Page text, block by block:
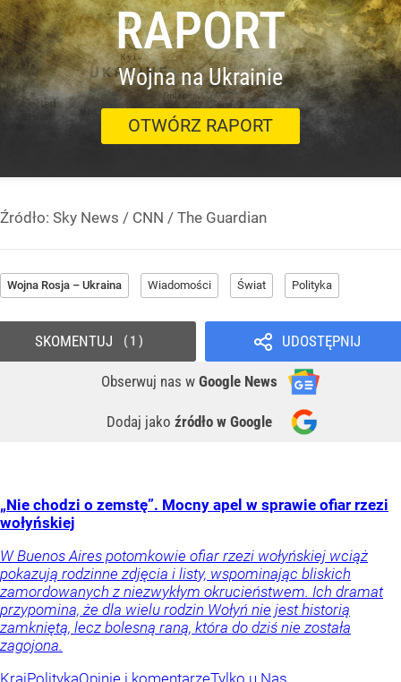
RAPORT
Wojna na Ukrainie
OTWÓRZ RAPORT
Źródło: Sky News / CNN / The Guardian
Wojna Rosja – Ukraina Wiadomości Świat Polityka
UDOSTĘPNIJ
Obserwuj nas w Google News
Dodaj jako źródło w Google
SKOMENTUJ 1
„Nie chodzi o zemstę”. Mocny apel w sprawie ofiar rzezi
wołyńskiej
W Buenos Aires potomkowie ofiar rzezi wołyńskiej wciąż
pokazują rodzinne zdjęcia i listy, wspominając bliskich
zamordowanych z niezwykłym okrucieństwem. Ich dramat
przypomina, że dla wielu rodzin Wołyń nie jest historią
zamkniętą, lecz bolesną raną, która do dziś nie została
zagojona.